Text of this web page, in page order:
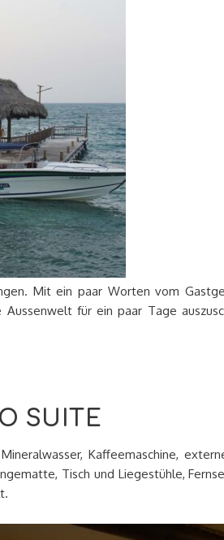
Mit ein paar Worten vom
für ein paar Tage
SUITE
Kaffeemaschine,
Tisch und Liegestühle,